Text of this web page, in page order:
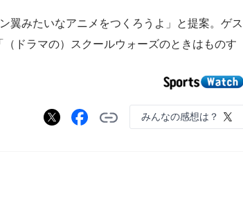
翼みたいなアニメをつくろうよ」と提案。ゲス
ドラマの）スクールウォーズのときはものす
みんなの感想は？